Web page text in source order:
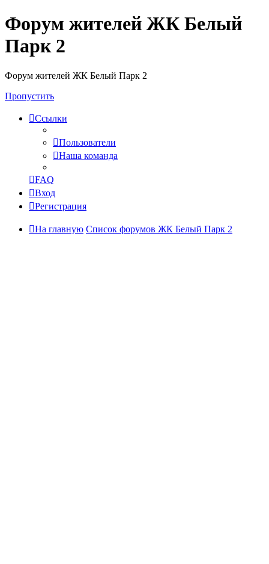
Форум жителей ЖК Белый
Парк 2
Форум жителей ЖК Белый Парк 2
Пропустить
Ссылки
Пользователи
Наша команда
FAQ
Вход
Регистрация
На главную Список форумов ЖК Белый Парк 2